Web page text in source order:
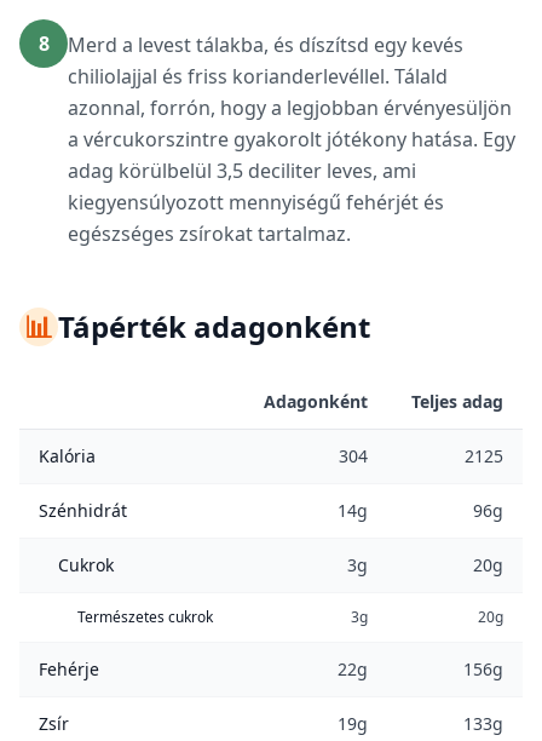
8
Merd a levest tálakba, és díszítsd egy kevés
chiliolajjal és friss korianderlevéllel. Tálald
azonnal, forrón, hogy a legjobban érvényesüljön
a vércukorszintre gyakorolt jótékony hatása. Egy
adag körülbelül 3,5 deciliter leves, ami
kiegyensúlyozott mennyiségű fehérjét és
egészséges zsírokat tartalmaz.
📊Tápérték adagonként
Adagonként Teljes adag
Kalória 304 2125
Szénhidrát 14g 96g
Cukrok 3g 20g
Természetes cukrok 3g 20g
Fehérje 22g 156g
Zsír 19g 133g